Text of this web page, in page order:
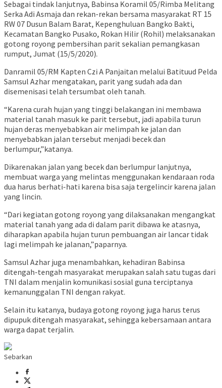
Sebagai tindak lanjutnya, Babinsa Koramil 05/Rimba Melitang
Serka Adi Asmaja dan rekan-rekan bersama masyarakat RT 15
RW 07 Dusun Balam Barat, Kepenghuluan Bangko Bakti,
Kecamatan Bangko Pusako, Rokan Hilir (Rohil) melaksanakan
gotong royong pembersihan parit sekalian pemangkasan
rumput, Jumat (15/5/2020).
Danramil 05/RM Kapten Czi A Panjaitan melalui Batituud Pelda
Samsul Azhar mengatakan, parit yang sudah ada dan
disemenisasi telah tersumbat oleh tanah.
“Karena curah hujan yang tinggi belakangan ini membawa
material tanah masuk ke parit tersebut, jadi apabila turun
hujan deras menyebabkan air melimpah ke jalan dan
menyebabkan jalan tersebut menjadi becek dan
berlumpur,”katanya.
Dikarenakan jalan yang becek dan berlumpur lanjutnya,
membuat warga yang melintas menggunakan kendaraan roda
dua harus berhati-hati karena bisa saja tergelincir karena jalan
yang lincin.
“Dari kegiatan gotong royong yang dilaksanakan mengangkat
material tanah yang ada di dalam parit dibawa ke atasnya,
diharapkan apabila hujan turun pembuangan air lancar tidak
lagi melimpah ke jalanan,”paparnya.
Samsul Azhar juga menambahkan, kehadiran Babinsa
ditengah-tengah masyarakat merupakan salah satu tugas dari
TNI dalam menjalin komunikasi sosial guna terciptanya
kemanunggalan TNI dengan rakyat.
Selain itu katanya, budaya gotong royong juga harus terus
dipupuk ditengah masyarakat, sehingga kebersamaan antara
warga dapat terjalin.
Sebarkan